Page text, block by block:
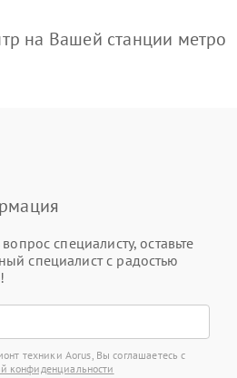
на Вашей станции метро
специалисту, оставьте
специалист с радостью
техники Aorus, Вы соглашаетесь с
конфиденциальности